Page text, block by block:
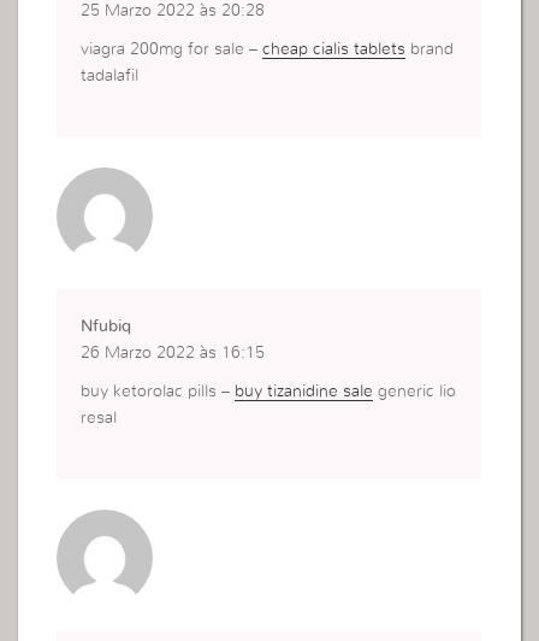
25 Marzo 2022 às 20:28
viagra 200mg for sale –cheap cialis tablets brand
tadalafil
Nfubiq
26 Marzo 2022 às 16:15
buy ketorolac pills – buy tizanidine sale generic lio
resal